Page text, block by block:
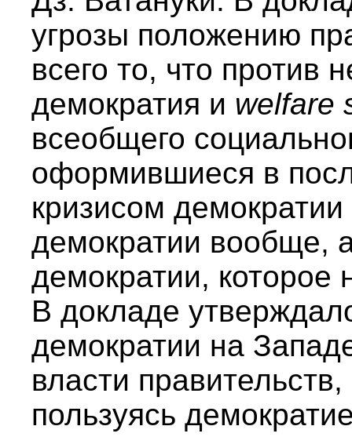
угрозы положению
всего то, что против
демократия и welfare
всеобщего
оформившиеся в
кризисом
демократии вообще,
демократии, которое
В докладе
демократии на
власти
пользуясь